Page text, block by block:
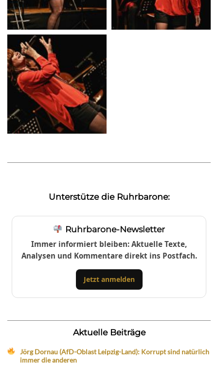
Unterstütze die Ruhrbarone:
Ruhrbarone-Newsletter
Immer informiert bleiben: Aktuelle Texte,
Analysen und Kommentare direkt ins Postfach.
Jetzt anmelden
Aktuelle Beiträge
Jörg Dornau (AfD-Oblast Leipzig-Land): Korrupt sind natürlich
immer die anderen